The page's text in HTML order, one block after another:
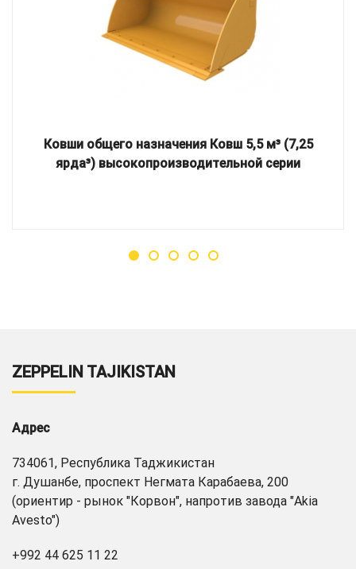
Ковши общего назначения Ковш 5,5 м³ (7,25
ярда³) высокопроизводительной серии
ZEPPELIN TAJIKISTAN
Адрес
734061, Республика Таджикистан
г. Душанбе, проспект Негмата Карабаева, 200
(ориентир - рынок "Корвон", напротив завода "Akia
Avesto")
+992 44 625 11 22